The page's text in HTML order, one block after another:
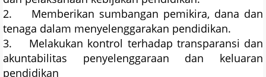
2. Memberikan sumbangan pemikira, dana dan
tenaga dalam menyelenggarakan pendidikan.
3. Melakukan kontrol terhadap transparansi dan
akuntabilitas penyelenggaraan dan keluaran
pendidikan